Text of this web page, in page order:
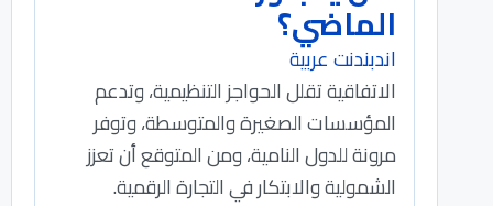
الماضي؟
اندبندنت عربية
الاتفاقية تقلل الحواجز التنظيمية، وتدعم
المؤسسات الصغيرة والمتوسطة، وتوفر
مرونة للدول النامية، ومن المتوقع أن تعزز
الشمولية والابتكار في التجارة الرقمية.